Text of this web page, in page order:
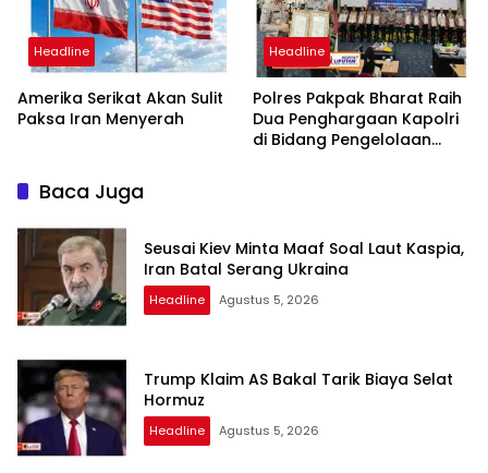
Headline
Amerika Serikat Akan Sulit
Paksa Iran Menyerah
Headline
Polres Pakpak Bharat Raih
Dua Penghargaan Kapolri
di Bidang Pengelolaan
Baca Juga
Seusai Kiev Minta Maaf Soal Laut Kaspia,
Iran Batal Serang Ukraina
Headline Agustus 5, 2026
Trump Klaim AS Bakal Tarik Biaya Selat
Hormuz
Headline Agustus 5, 2026